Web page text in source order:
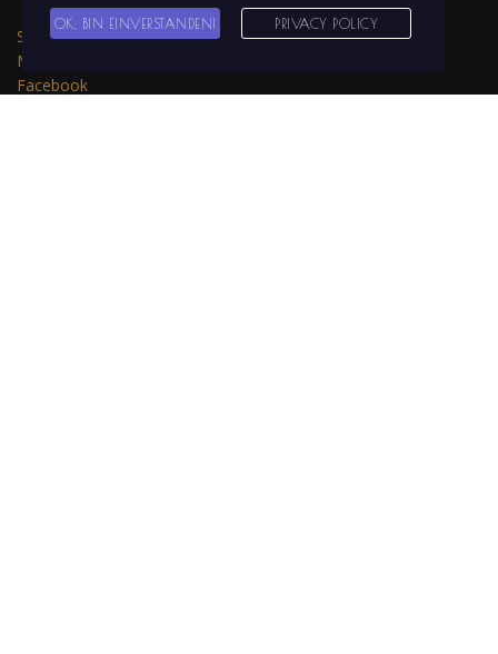
SOLIDGROUND
MEDIA auf
Facebook
OK, BIN EINVERSTANDEN! PRIVACY POLICY